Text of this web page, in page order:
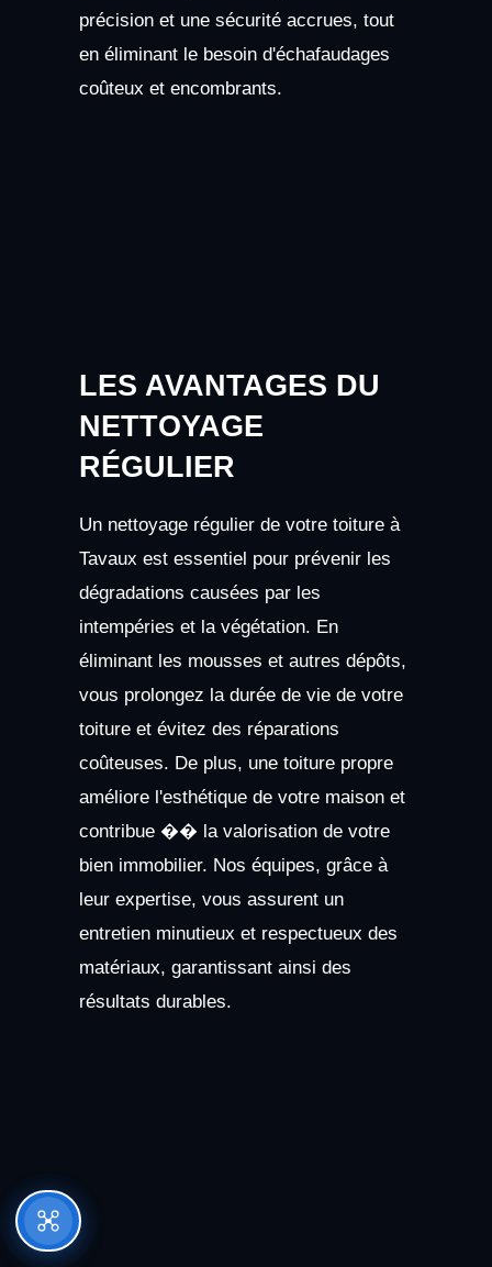
précision et une sécurité accrues, tout
en éliminant le besoin d'échafaudages
coûteux et encombrants.
LES AVANTAGES DU
NETTOYAGE
RÉGULIER
Un nettoyage régulier de votre toiture à
Tavaux est essentiel pour prévenir les
dégradations causées par les
intempéries et la végétation. En
éliminant les mousses et autres dépôts,
vous prolongez la durée de vie de votre
toiture et évitez des réparations
coûteuses. De plus, une toiture propre
améliore l'esthétique de votre maison et
contribue �� la valorisation de votre
bien immobilier. Nos équipes, grâce à
leur expertise, vous assurent un
entretien minutieux et respectueux des
matériaux, garantissant ainsi des
résultats durables.